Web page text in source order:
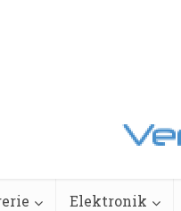
Elektronik